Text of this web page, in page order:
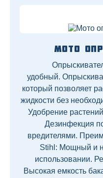
Мото
удобный.
который позволяет
жидкости без
Удобрение
Дезинфекция
вредителями.
Stihl: Мощный и
использовании.
Высокая емкость